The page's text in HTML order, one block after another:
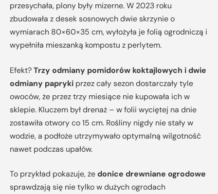
przesychała, plony były mizerne. W 2023 roku
zbudowała z desek sosnowych dwie skrzynie o
wymiarach 80×60×35 cm, wyłożyła je folią ogrodniczą i
wypełniła mieszanką kompostu z perlytem.
Efekt?Trzy odmiany pomidorów koktajlowych i dwie
odmiany papryki przez cały sezon dostarczały tyle
owoców, że przez trzy miesiące nie kupowała ich w
sklepie. Kluczem był drenaż – w folii wyciętej na dnie
zostawiła otwory co 15 cm. Rośliny nigdy nie stały w
wodzie, a podłoże utrzymywało optymalną wilgotność
nawet podczas upałów.
To przykład pokazuje, żedonice drewniane ogrodowe
sprawdzają się nie tylko w dużych ogrodach